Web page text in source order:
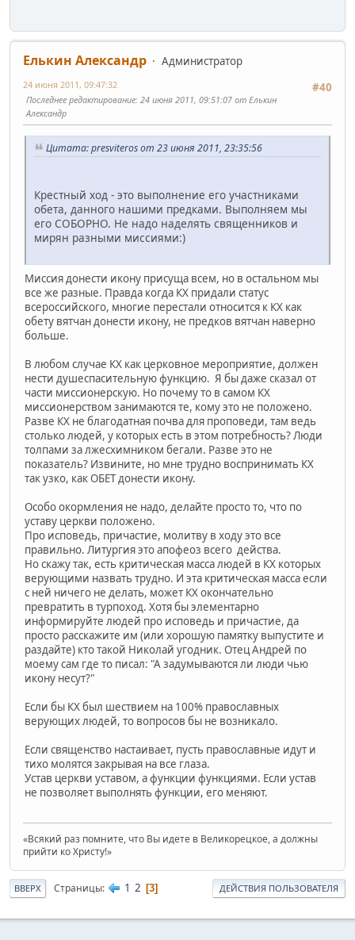
Елькин Александр
Администратор
#40
24 июня 2011, 09:47:32
Последнее редактирование: 24 июня 2011, 09:51:07 от Елькин
Александр
Цитата: presviteros от 23 июня 2011, 23:35:56
Крестный ход - это выполнение его участниками
обета, данного нашими предками. Выполняем мы
его СОБОРНО. Не надо наделять священников и
мирян разными миссиями:)
Миссия донести икону присуща всем, но в остальном мы
все же разные. Правда когда КХ придали статус
всероссийского, многие перестали относится к КХ как
обету вятчан донести икону, не предков вятчан наверно
больше.
В любом случае КХ как церковное мероприятие, должен
нести душеспасительную функцию. Я бы даже сказал от
части миссионерскую. Но почему то в самом КХ
миссионерством занимаются те, кому это не положено.
Разве КХ не благодатная почва для проповеди, там ведь
столько людей, у которых есть в этом потребность? Люди
толпами за лжесхимником бегали. Разве это не
показатель? Извините, но мне трудно воспринимать КХ
так узко, как ОБЕТ донести икону.
Особо окормления не надо, делайте просто то, что по
уставу церкви положено.
Про исповедь, причастие, молитву в ходу это все
правильно. Литургия это апофеоз всего действа.
Но скажу так, есть критическая масса людей в КХ которых
верующими назвать трудно. И эта критическая масса если
с ней ничего не делать, может КХ окончательно
превратить в турпоход. Хотя бы элементарно
информируйте людей про исповедь и причастие, да
просто расскажите им (или хорошую памятку выпустите и
раздайте) кто такой Николай угодник. Отец Андрей по
моему сам где то писал: "А задумываются ли люди чью
икону несут?"
Если бы КХ был шествием на 100% православных
верующих людей, то вопросов бы не возникало.
Если священство настаивает, пусть православные идут и
тихо молятся закрывая на все глаза.
Устав церкви уставом, а функции функциями. Если устав
не позволяет выполнять функции, его меняют.
«Всякий раз помните, что Вы идете в Великорецкое, а должны
прийти ко Христу!»
ВВЕРХ Страницы 1 2 3 ДЕЙСТВИЯ ПОЛЬЗОВАТЕЛЯ